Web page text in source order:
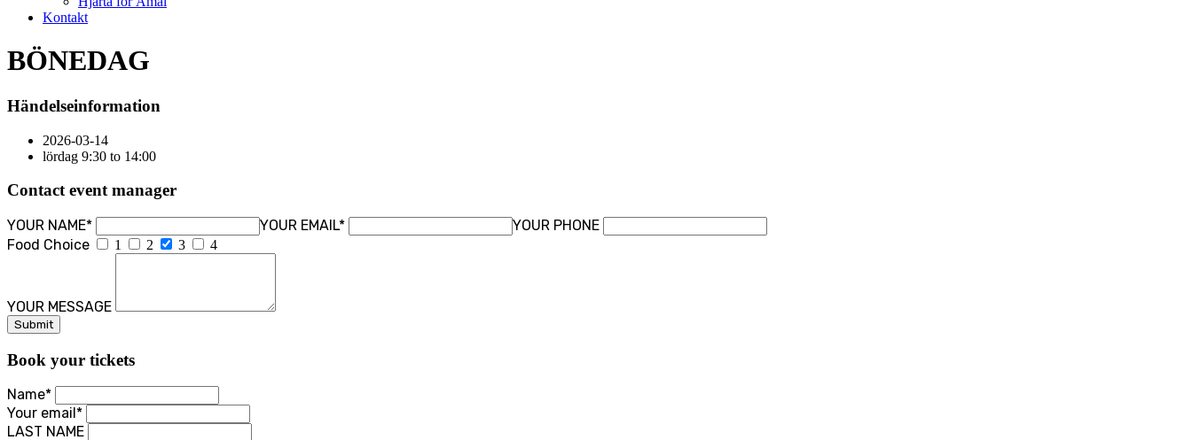
Kontakt
BÖNEDAG
Händelseinformation
2026-03-14
lördag 9:30 to 14:00
Contact event manager
YOUR NAME* YOUR EMAIL*
YOUR PHONE
Food Choice
1 2 3 4
YOUR MESSAGE
Book your tickets
Name*
Your email*
LAST NAME